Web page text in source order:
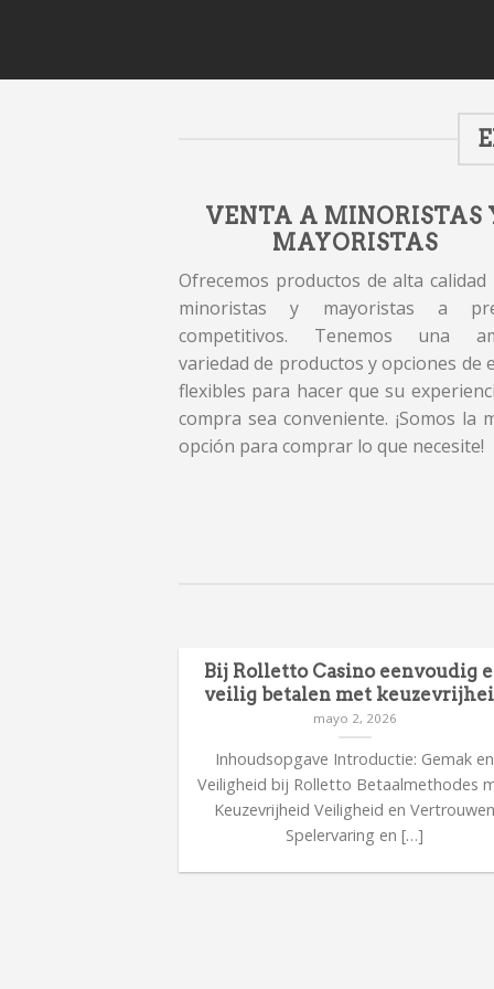
VENTA A MINORISTAS
MAYORISTAS
Ofrecemos productos de alta calidad
minoristas y mayoristas a
competitivos. Tenemos una
variedad de productos y opciones de
flexibles para hacer que su
compra sea conveniente. ¡Somos la
opción para comprar lo que necesite!
Bij Rolletto Casino eenvoudig
veilig betalen met
mayo 2, 2026
Inhoudsopgave Introductie: Gemak en
Veiligheid bij Rolletto Betaalmethodes
Keuzevrijheid Veiligheid en
Spelervaring en […]